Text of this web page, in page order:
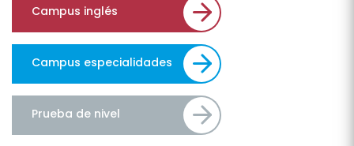
Campus inglés
Campus especialidades
Prueba de nivel